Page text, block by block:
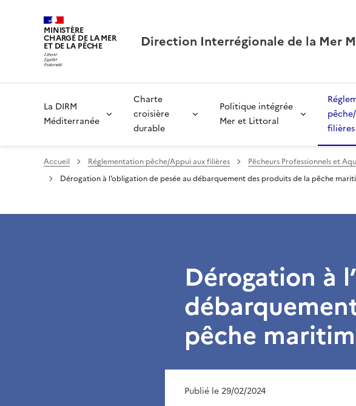
MINISTÈRE
CHARGÉ DE LA MER
ET DE LA PÊCHE Direction Interrégionale de la Mer
La DIRM
Méditerranée
Charte
croisière
durable
Politique intégrée
Mer et Littoral
filières
Accueil Réglementation pêche/Appui aux filières Pêcheurs Professionnels et
Dérogation à l’obligation de pesée au débarquement des produits de la pêche
Dérogation à
pêche
Publié le 29/02/2024